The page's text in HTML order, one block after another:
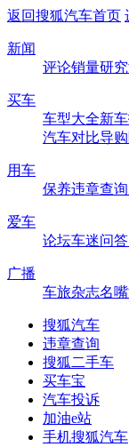
返回搜狐汽车首页
新闻
评论销量研究
买车
车型大全新车
汽车对比导购
用车
保养违章查询
爱车
论坛车迷问答
广播
车旅杂志名
搜狐汽车
违章查询
搜狐二手车
买车宝
汽车投诉
加油e站
手机搜狐汽车